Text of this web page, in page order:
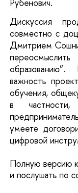
Рубенович.
Дискуссия
совместно с
Дмитрием
важность
обучения,
в
умеете
цифровой
Полную версию
и послушать по